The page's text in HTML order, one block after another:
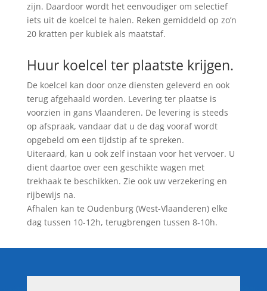
zijn. Daardoor wordt het eenvoudiger om selectief
iets uit de koelcel te halen. Reken gemiddeld op zo’n
20 kratten per kubiek als maatstaf.
Huur koelcel ter plaatste krijgen.
De koelcel kan door onze diensten geleverd en ook
terug afgehaald worden. Levering ter plaatse is
voorzien in gans Vlaanderen. De levering is steeds
op afspraak, vandaar dat u de dag vooraf wordt
opgebeld om een tijdstip af te spreken.
Uiteraard, kan u ook zelf instaan voor het vervoer. U
dient daartoe over een geschikte wagen met
trekhaak te beschikken. Zie ook uw verzekering en
rijbewijs na.
Afhalen kan te Oudenburg (West-Vlaanderen) elke
dag tussen 10-12h, terugbrengen tussen 8-10h.